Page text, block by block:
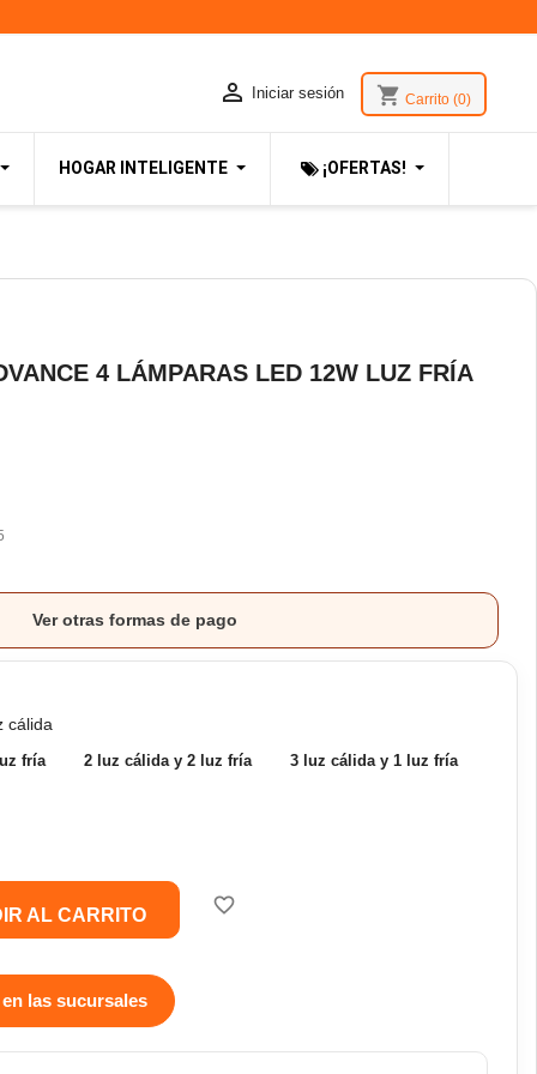
 Iniciar sesión shopping_cart Carrito (0)
HOGAR INTELIGENTE ¡OFERTAS!
4 LÁMPARAS LED 12W LUZ FRÍA
Ver otras formas de pago
cálida
fría 2 luz cálida y 2 luz fría 3 luz cálida y 1 luz fría
AL CARRITO favorite_border
las sucursales